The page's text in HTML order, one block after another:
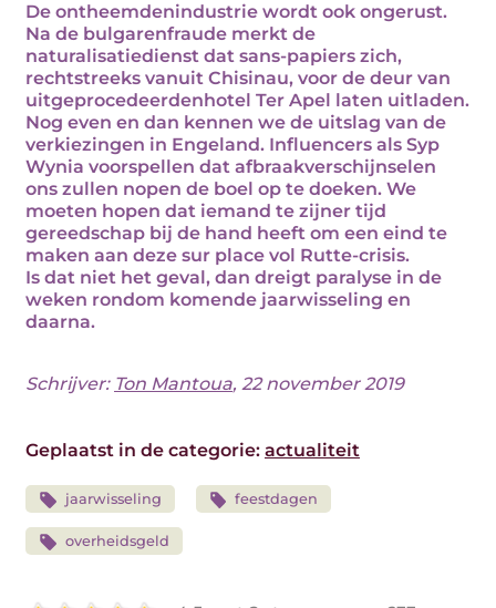
De ontheemdenindustrie wordt ook ongerust.
Na de bulgarenfraude merkt de
naturalisatiedienst dat sans-papiers zich,
rechtstreeks vanuit Chisinau, voor de deur van
uitgeprocedeerdenhotel Ter Apel laten uitladen.
Nog even en dan kennen we de uitslag van de
verkiezingen in Engeland. Influencers als Syp
Wynia voorspellen dat afbraakverschijnselen
ons zullen nopen de boel op te doeken. We
moeten hopen dat iemand te zijner tijd
gereedschap bij de hand heeft om een eind te
maken aan deze sur place vol Rutte-crisis.
Is dat niet het geval, dan dreigt paralyse in de
weken rondom komende jaarwisseling en
daarna.
Schrijver: Ton Mantoua, 22 november 2019
Geplaatst in de categorie: actualiteit
jaarwisseling feestdagen
overheidsgeld